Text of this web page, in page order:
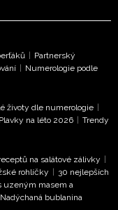
Partnerský
Numerologie podle
životy dle numerologie
Plavky na léto 2026
Trendy
na salátové zálivky
rohlíčky
30 nejlepších
uzeným masem a
Nadýchaná bublanina